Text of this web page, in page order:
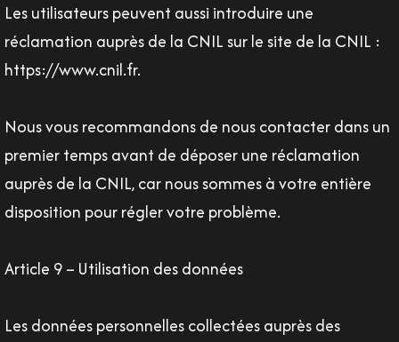
Les utilisateurs peuvent aussi introduire une
réclamation auprès de la CNIL sur le site de la CNIL :
https://www.cnil.fr.
Nous vous recommandons de nous contacter dans un
premier temps avant de déposer une réclamation
auprès de la CNIL, car nous sommes à votre entière
disposition pour régler votre problème.
Article 9 – Utilisation des données
Les données personnelles collectées auprès des